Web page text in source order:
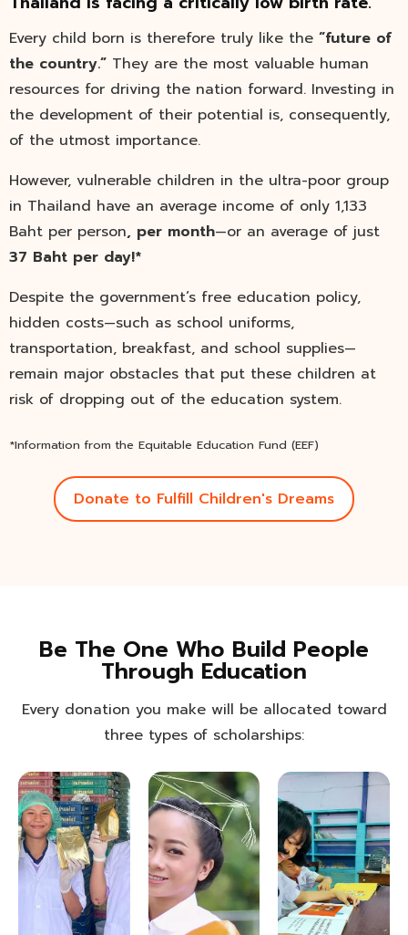
Every child born is therefore truly like the “future of
the country.” They are the most valuable human
resources for driving the nation forward. Investing in
the development of their potential is, consequently,
of the utmost importance.
However, vulnerable children in the ultra-poor group
in Thailand have an average income of only 1,133
Baht per person, per month—or an average of just
37 Baht per day!*
Despite the government’s free education policy,
hidden costs—such as school uniforms,
transportation, breakfast, and school supplies—
remain major obstacles that put these children at
risk of dropping out of the education system.
*Information from the Equitable Education Fund (EEF)
Donate to Fulfill Children's Dreams
Be The One Who Build People
Through Education
Every donation you make will be allocated toward
three types of scholarships: